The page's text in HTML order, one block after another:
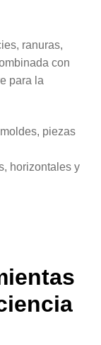
ranuras,
con
para la
piezas
horizontales y